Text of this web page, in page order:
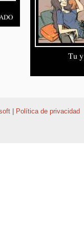
Política de privacidad